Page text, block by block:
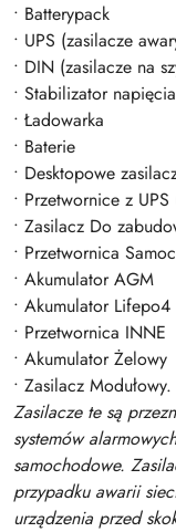
• Batterypack
• UPS (zasilacze
• DIN (zasilacze na
• Stabilizator napięcia
• Ładowarka
• Baterie
• Desktopowe
• Przetwornice z
• Zasilacz Do
• Przetwornica
• Akumulator AGM
• Akumulator Lifepo4
• Przetwornica INNE
• Akumulator Żelowy
• Zasilacz Modułowy.
Zasilacze te są
systemów
samochodowe.
przypadku awarii
urządzenia przed